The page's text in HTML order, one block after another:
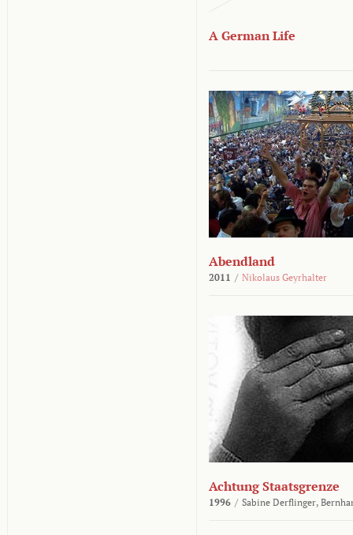
A German Life
Abendland
2011 / Nikolaus Geyrhalter
Achtung Staatsgrenze
1996 / Sabine Derflinger,